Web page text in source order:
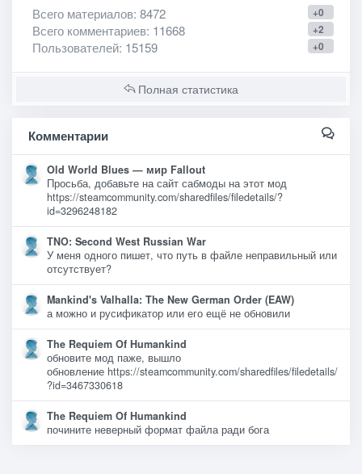
+0
Всего материалов: 8472
+2
Всего комментариев: 11668
+0
Пользователей: 15159
Полная статистика
Комментарии
Old World Blues — мир Fallout
Просьба, добавьте на сайт сабмоды на этот мод
https://steamcommunity.com/sharedfiles/filedetails/?
id=3296248182
TNO: Second West Russian War
У меня одного пишет, что путь в файле неправильный или
отсутствует?
Mankind's Valhalla: The New German Order (EAW)
а можно и русификатор или его ещё не обновили
The Requiem Of Humankind
обновите мод паже, вышло
обновление https://steamcommunity.com/sharedfiles/filedetails/
?id=3467330618
The Requiem Of Humankind
почините неверный формат файла ради бога